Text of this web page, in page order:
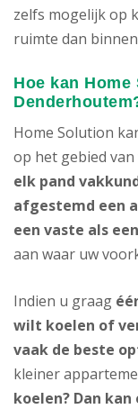
zelfs mogelijk op
ruimte dan
Hoe kan
Home Solution
op het gebied
elk pand
afgestemd een
een vaste als
aan waar uw
Indien u graag
wilt koelen of
vaak de beste
kleiner
koelen? Dan